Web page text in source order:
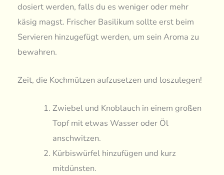
dosiert werden, falls du es weniger oder mehr
käsig magst. Frischer Basilikum sollte erst beim
Servieren hinzugefügt werden, um sein Aroma zu
bewahren.
Zeit, die Kochmützen aufzusetzen und loszulegen!
Zwiebel und Knoblauch in einem großen
Topf mit etwas Wasser oder Öl
anschwitzen.
Kürbiswürfel hinzufügen und kurz
mitdünsten.